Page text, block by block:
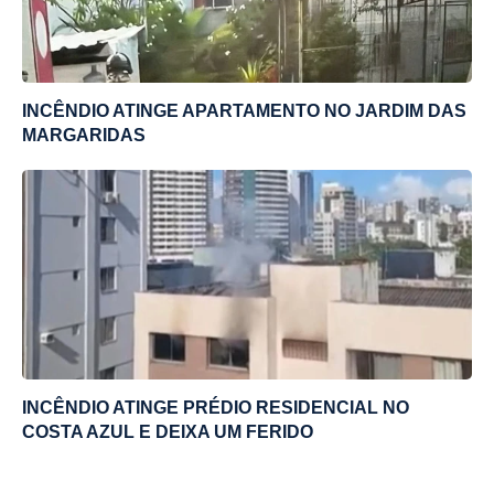
INCÊNDIO ATINGE APARTAMENTO NO JARDIM DAS
MARGARIDAS
INCÊNDIO ATINGE PRÉDIO RESIDENCIAL NO
COSTA AZUL E DEIXA UM FERIDO